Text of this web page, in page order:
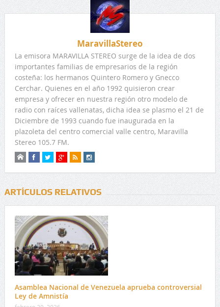
MaravillaStereo
La emisora MARAVILLA STEREO surge de la idea de dos
importantes familias de empresarios de la región
costeña: los hermanos Quintero Romero y Gnecco
Cerchar. Quienes en el año 1992 quisieron crear
empresa y ofrecer en nuestra región otro modelo de
radio con raíces vallenatas, dicha idea se plasmo el 21 de
Diciembre de 1993 cuando fue inaugurada en la
plazoleta del centro comercial valle centro, Maravilla
Stereo 105.7 FM.
ARTÍCULOS RELATIVOS
Asamblea Nacional de Venezuela aprueba controversial
Ley de Amnistía